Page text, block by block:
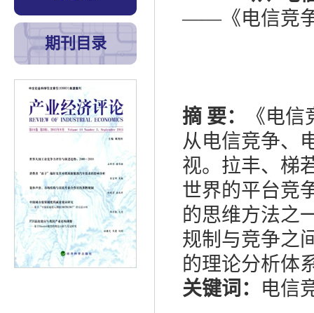
期刊目录
——《电信竞争
摘 要：
《电
从电信竞争、
视。拉丰、梯
世界的平台竞
的思维方法之
规制与竞争之
的理论分析体
关键词： 电信